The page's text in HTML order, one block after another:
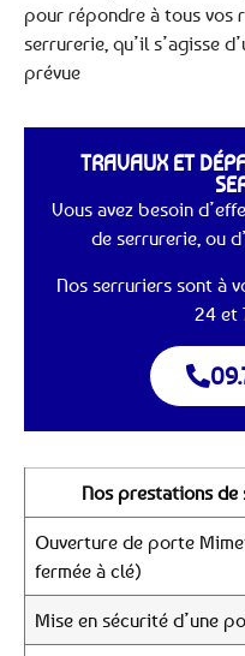
pour répondre à tous vos
serrurerie, qu’il s’agisse
prévue
TRAVAUX ET
Vous avez besoin
de serrurerie, ou
Nos serruriers sont à
24 et
Nos prestations de
Ouverture de porte
fermée à clé)
Mise en sécurité d’une